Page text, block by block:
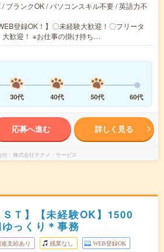
ブランクOK / パソコンスキル不要 / 英語力不
登録OK！】〇未経験大歓迎！〇フリータ
歓迎！ ※お仕事の掛け持ち…
30代 40代 50代 60代
応募へ進む 詳しく見る
社 株式会社テクノ・サービス
ＳＴ】【未経験OK】1500
っくり＊事務
支給あり 残業なし WEB登録OK